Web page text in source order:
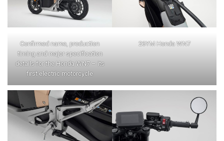
Confirmed name, production
timing and major specification
details for the Honda WN7 – its
first electric motorcycle
26YM Honda WN7